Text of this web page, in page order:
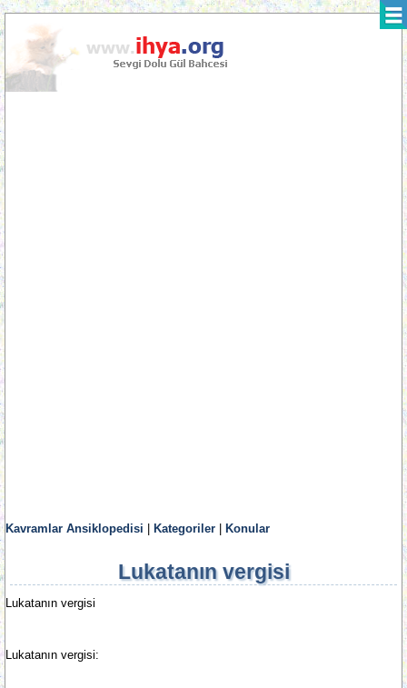
Kavramlar Ansiklopedisi Kategoriler Konular
Lukatanın vergisi
Lukatanın vergisi
Lukatanın vergisi: